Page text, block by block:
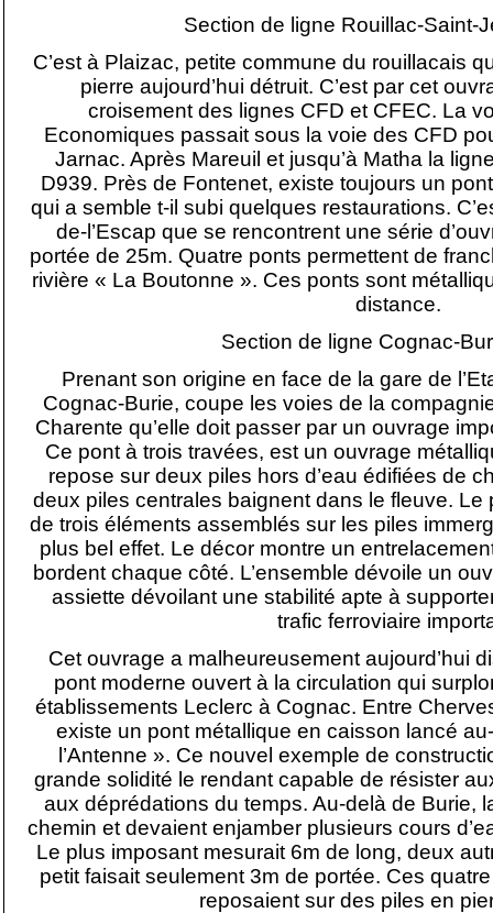
Section de ligne Rouillac-Saint-
C’est à Plaizac, petite commune du rouillacais
pierre aujourd’hui détruit. C’est par cet
croisement des lignes CFD et CFEC. La
Economiques passait sous la voie des CFD
Jarnac. Après Mareuil et jusqu’à Matha la
D939. Près de Fontenet, existe toujours un
qui a semble t-il subi quelques restaurations.
de-l’Escap que se rencontrent une série
portée de 25m. Quatre ponts permettent de
rivière « La Boutonne ». Ces ponts sont
distance.
Section de ligne Cognac-
Prenant son origine en face de la gare de
Cognac-Burie, coupe les voies de la
Charente qu’elle doit passer par un ouvrage
Ce pont à trois travées, est un ouvrage
repose sur deux piles hors d’eau édifiées de
deux piles centrales baignent dans le fleuve.
de trois éléments assemblés sur les piles
plus bel effet. Le décor montre un
bordent chaque côté. L’ensemble dévoile un
assiette dévoilant une stabilité apte à
trafic ferroviaire
Cet ouvrage a malheureusement aujourd’hui
pont moderne ouvert à la circulation qui
établissements Leclerc à Cognac. Entre
existe un pont métallique en caisson lancé
l’Antenne ». Ce nouvel exemple de
grande solidité le rendant capable de résister
aux déprédations du temps. Au-delà de Burie,
chemin et devaient enjamber plusieurs cours
Le plus imposant mesurait 6m de long, deux
petit faisait seulement 3m de portée. Ces
reposaient sur des piles en